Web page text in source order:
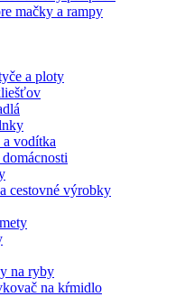
mačky a rampy
a ploty
vodítka
cestovné výrobky
na ryby
na kŕmidlo